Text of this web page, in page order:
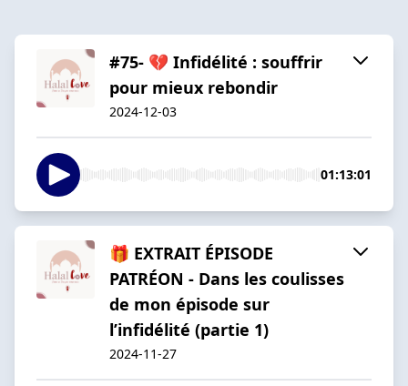
#75- 💔 Infidélité : souffrir
pour mieux rebondir
2024-12-03
01:13:01
🎁 EXTRAIT ÉPISODE
PATRÉON - Dans les coulisses
de mon épisode sur
l’infidélité (partie 1)
2024-11-27